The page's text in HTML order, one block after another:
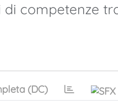
competenze
(DC)